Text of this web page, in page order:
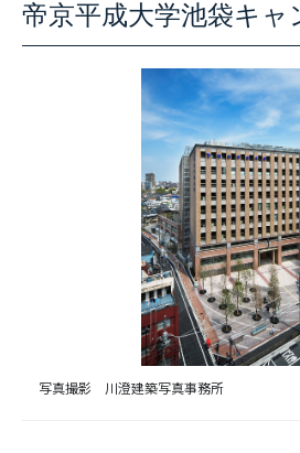
帝京平成大学池袋キャ
写真撮影 川澄建築写真事務所